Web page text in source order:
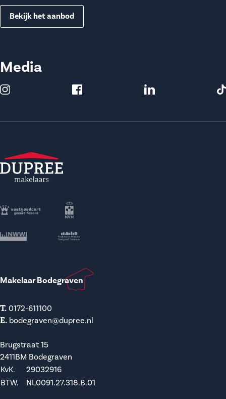
Bekijk het aanbod
Media
Makelaar Bodegraven
T. 0172-611100
E. bodegraven@dupree.nl
Brugstraat 15
2411BM Bodegraven
KvK.
29032916
BTW.
NL0091.27.318.B.01